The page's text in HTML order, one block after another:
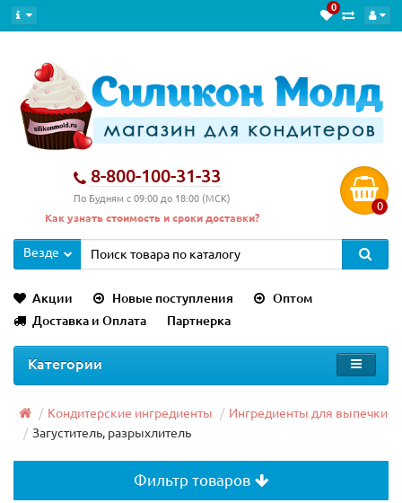
0
8-800-100-31-33
По Будням с 09:00 до 18:00 (МСК)
Как узнать стоимость и сроки доставки?
0
Везде
Акции Новые поступления
Оптом
Доставка и Оплата
Партнерка
Категории
Кондитерские ингредиенты
Ингредиенты для выпечки
Загуститель, разрыхлитель
Фильтр товаров